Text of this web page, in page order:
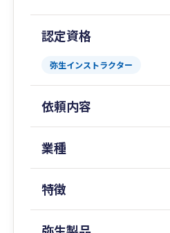
しかし、その中で創業後3
廃業するとも言われています
税理士に依頼すれば報酬が
それは「本業に専念するた
た」と捉えて自分の土俵で
き、
厳しい生存競争に勝ち残っ
ます。
当事務所はその戦いを全力
認定資格
弥生インストラクター
依頼内容
業種
特徴